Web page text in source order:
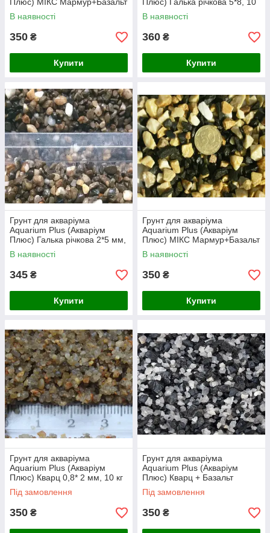
2,5*5 мм, 10 кг
В наявності
350 ₴
Купити
кг
В наявності
360 ₴
Купити
Грунт для акваріума
Aquarium Plus (Акваріум
Плюс) Галька річкова 2*5 мм,
10 кг
В наявності
345 ₴
Купити
Грунт для акваріума
Aquarium Plus (Акваріум
Плюс) МІКС Мармур+Базальт
5*8 мм, 10 кг
В наявності
350 ₴
Купити
Грунт для акваріума
Aquarium Plus (Акваріум
Плюс) Кварц 0,8* 2 мм, 10 кг
Під замовлення
350 ₴
Грунт для акваріума
Aquarium Plus (Акваріум
Плюс) Кварц + Базальт
обкатаний 2*5 мм, 10 кг
Під замовлення
350 ₴